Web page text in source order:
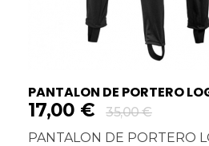
PANTALON DE PORTERO
17,00 € 35,00€
PANTALON DE PORTERO